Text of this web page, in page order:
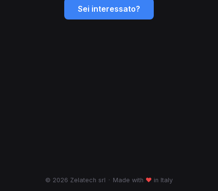
Sei interessato?
© 2026 Zelatech srl · Made with ♥ in Italy